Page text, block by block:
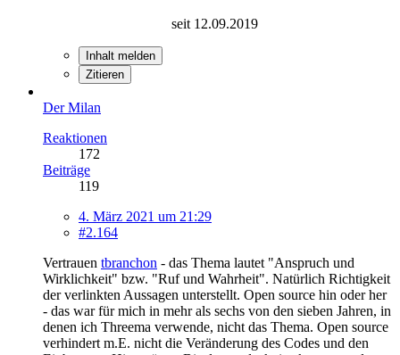
seit 12.09.2019
Inhalt melden
Zitieren
Der Milan
Reaktionen
172
Beiträge
119
4. März 2021 um 21:29
#2.164
Vertrauen tbranchon - das Thema lautet "Anspruch und
Wirklichkeit" bzw. "Ruf und Wahrheit". Natürlich Richtigkeit
der verlinkten Aussagen unterstellt. Open source hin oder her
- das war für mich in mehr als sechs von den sieben Jahren, in
denen ich Threema verwende, nicht das Thema. Open source
verhindert m.E. nicht die Veränderung des Codes und den